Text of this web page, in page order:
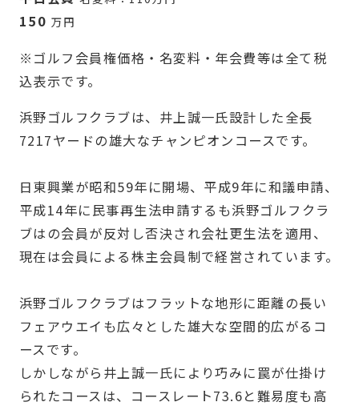
150 万円
※ゴルフ会員権価格・名変料・年会費等は全て税
込表示です。
浜野ゴルフクラブは、井上誠一氏設計した全長
7217ヤードの雄大なチャンピオンコースです。
日東興業が昭和59年に開場、平成9年に和議申請、
平成14年に民事再生法申請するも浜野ゴルフクラ
ブはの会員が反対し否決され会社更生法を適用、
現在は会員による株主会員制で経営されています。
浜野ゴルフクラブはフラットな地形に距離の長い
フェアウエイも広々とした雄大な空間的広がるコ
ースです。
しかしながら井上誠一氏により巧みに罠が仕掛け
られたコースは、コースレート73.6と難易度も高